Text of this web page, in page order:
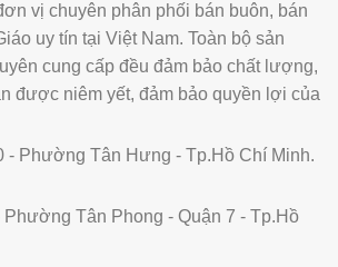
vị chuyên phân phối bán buôn, bán
uy tín tại Việt Nam. Toàn bộ sản
cung cấp đều đảm bảo chất lượng,
được niêm yết, đảm bảo quyền lợi của
- Phường Tân Hưng - Tp.Hồ Chí Minh.
Tân Phong - Quận 7 - Tp.Hồ